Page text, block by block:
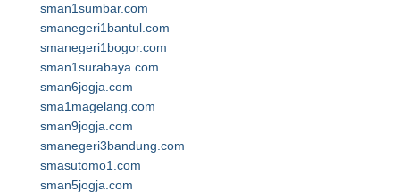
sman1sumbar.com
smanegeri1bantul.com
smanegeri1bogor.com
sman1surabaya.com
sman6jogja.com
sma1magelang.com
sman9jogja.com
smanegeri3bandung.com
smasutomo1.com
sman5jogja.com